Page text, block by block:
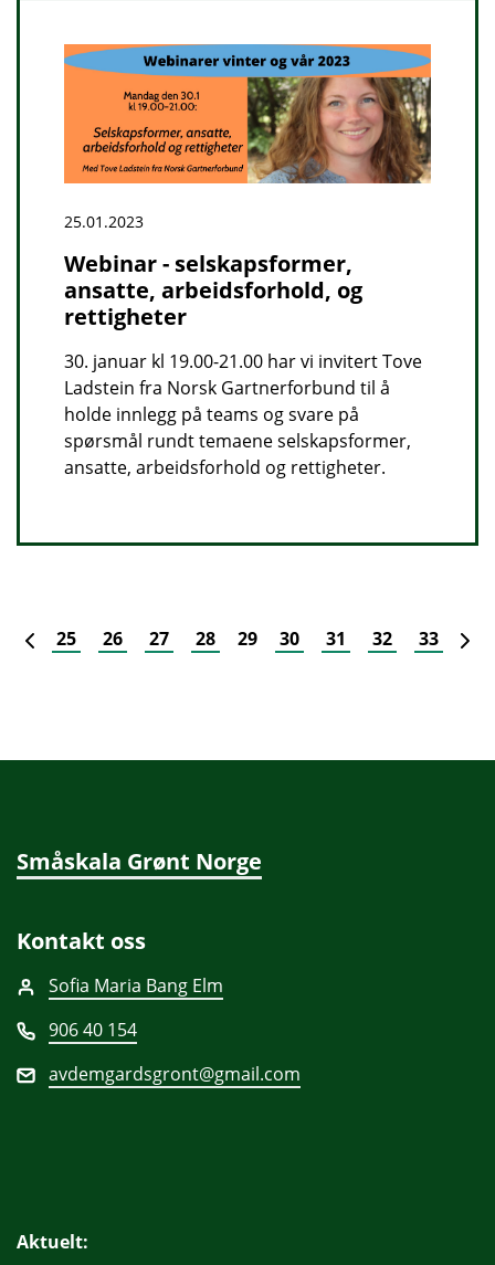
25.01.2023
Webinar - selskapsformer,
ansatte, arbeidsforhold, og
rettigheter
30. januar kl 19.00-21.00 har vi invitert Tove
Ladstein fra Norsk Gartnerforbund til å
holde innlegg på teams og svare på
spørsmål rundt temaene selskapsformer,
ansatte, arbeidsforhold og rettigheter.
Forrige
25 26 27 28 29 30 31 32 33
Småskala Grønt Norge
Kontakt oss
Sofia Maria Bang Elm
906 40 154
avdemgardsgront@gmail.com
Aktuelt: